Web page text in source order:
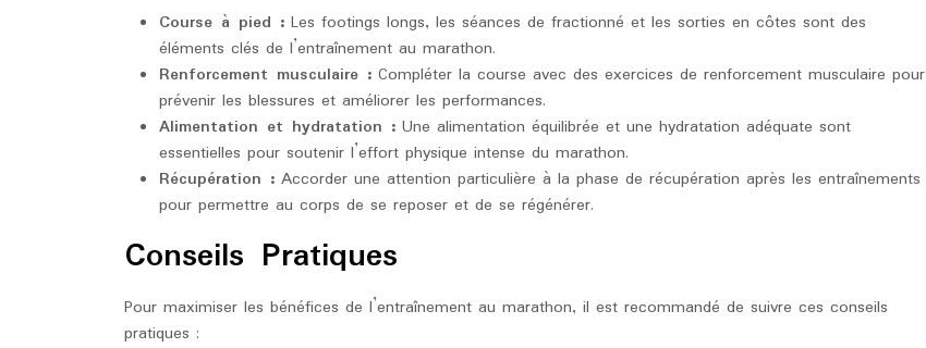
Course à pied : Les footings longs, les séances de fractionné et les sorties en côtes sont des
éléments clés de l’entraînement au marathon.
Renforcement musculaire : Compléter la course avec des exercices de renforcement musculaire pour
prévenir les blessures et améliorer les performances.
Alimentation et hydratation : Une alimentation équilibrée et une hydratation adéquate sont
essentielles pour soutenir l’effort physique intense du marathon.
Récupération : Accorder une attention particulière à la phase de récupération après les entraînements
pour permettre au corps de se reposer et de se régénérer.
Conseils Pratiques
Pour maximiser les bénéfices de l’entraînement au marathon, il est recommandé de suivre ces conseils
pratiques :